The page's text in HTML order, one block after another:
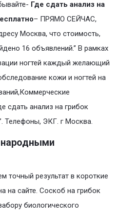
Где сдать анализ на
– ПРЯМО СЕЙЧАС,
Москва, что стоимость,
16 объявлений.” В рамках
ногтей каждый желающий
кожи и ногтей на
сдать анализ на грибок
Телефоны, ЭКГ. г Москва.
народными
точный результат в короткие
на сайте. Соскоб на грибок
биологического